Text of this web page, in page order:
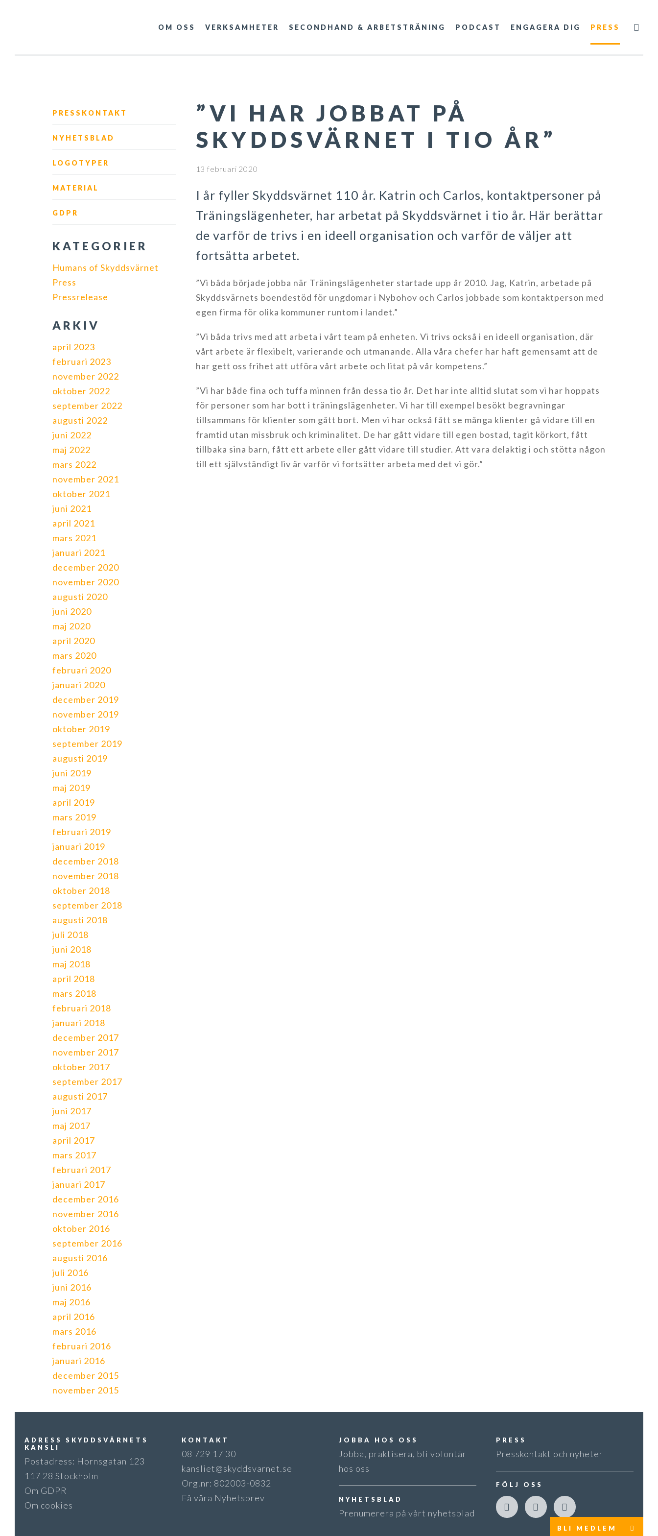
OM OSS VERKSAMHETER SECONDHAND & ARBETSTRÄNING PODCAST ENGAGERA DIG PRESS
”VI HAR JOBBAT PÅ
SKYDDSVÄRNET I TIO ÅR”
13 februari 2020
I år fyller Skyddsvärnet 110 år. Katrin och Carlos, kontaktpersoner på
Träningslägenheter, har arbetat på Skyddsvärnet i tio år. Här berättar
de varför de trivs i en ideell organisation och varför de väljer att
fortsätta arbetet.
”Vi båda började jobba när Träningslägenheter startade upp år 2010. Jag, Katrin, arbetade på
Skyddsvärnets boendestöd för ungdomar i Nybohov och Carlos jobbade som kontaktperson med
egen firma för olika kommuner runtom i landet.”
”Vi båda trivs med att arbeta i vårt team på enheten. Vi trivs också i en ideell organisation, där
vårt arbete är flexibelt, varierande och utmanande. Alla våra chefer har haft gemensamt att de
har gett oss frihet att utföra vårt arbete och litat på vår kompetens.”
”Vi har både fina och tuffa minnen från dessa tio år. Det har inte alltid slutat som vi har hoppats
för personer som har bott i träningslägenheter. Vi har till exempel besökt begravningar
tillsammans för klienter som gått bort. Men vi har också fått se många klienter gå vidare till en
framtid utan missbruk och kriminalitet. De har gått vidare till egen bostad, tagit körkort, fått
tillbaka sina barn, fått ett arbete eller gått vidare till studier. Att vara delaktig i och stötta någon
till ett självständigt liv är varför vi fortsätter arbeta med det vi gör.”
PRESSKONTAKT
NYHETSBLAD
LOGOTYPER
MATERIAL
GDPR
KATEGORIER
Humans of Skyddsvärnet
Press
Pressrelease
ARKIV
april 2023
februari 2023
november 2022
oktober 2022
september 2022
augusti 2022
juni 2022
maj 2022
mars 2022
november 2021
oktober 2021
juni 2021
april 2021
mars 2021
januari 2021
december 2020
november 2020
augusti 2020
juni 2020
maj 2020
april 2020
mars 2020
februari 2020
januari 2020
december 2019
november 2019
oktober 2019
september 2019
augusti 2019
juni 2019
maj 2019
april 2019
mars 2019
februari 2019
januari 2019
december 2018
november 2018
oktober 2018
september 2018
augusti 2018
juli 2018
juni 2018
maj 2018
april 2018
mars 2018
februari 2018
januari 2018
december 2017
november 2017
oktober 2017
september 2017
augusti 2017
juni 2017
maj 2017
april 2017
mars 2017
februari 2017
januari 2017
december 2016
november 2016
oktober 2016
september 2016
augusti 2016
juli 2016
juni 2016
maj 2016
april 2016
mars 2016
februari 2016
januari 2016
december 2015
november 2015
ADRESS SKYDDSVÄRNETS
KANSLI
Postadress: Hornsgatan 123
117 28 Stockholm
Om GDPR
Om cookies
KONTAKT
08 729 17 30
kansliet@skyddsvarnet.se
Org.nr: 802003-0832
Få våra Nyhetsbrev
JOBBA HOS OSS
Jobba, praktisera, bli volontär
hos oss
NYHETSBLAD
Prenumerera på vårt nyhetsblad
PRESS
Presskontakt och nyheter
FÖLJ OSS
BLI MEDLEM